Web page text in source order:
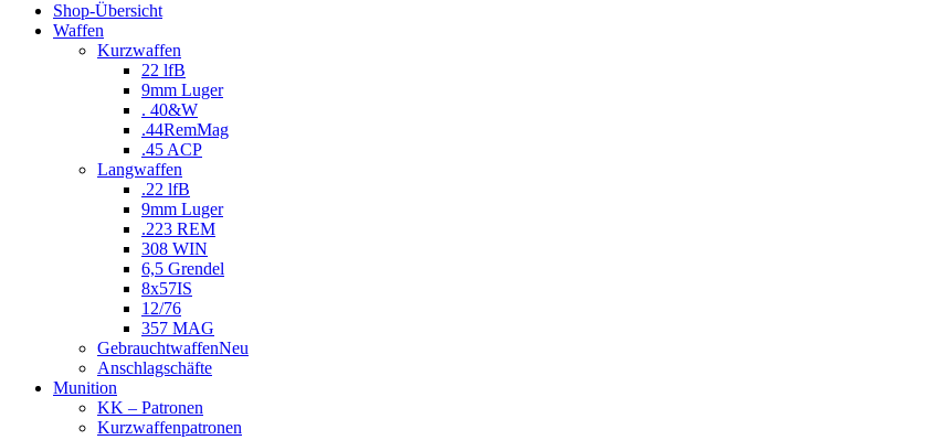
Shop-Übersicht
Waffen
Kurzwaffen
22 lfB
9mm Luger
. 40&W
.44RemMag
.45 ACP
Langwaffen
.22 lfB
9mm Luger
.223 REM
308 WIN
6,5 Grendel
8x57IS
12/76
357 MAG
GebrauchtwaffenNeu
Anschlagschäfte
Munition
KK – Patronen
Kurzwaffenpatronen